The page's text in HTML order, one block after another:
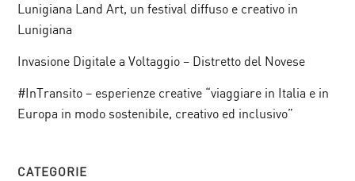
Lunigiana Land Art, un festival diffuso e creativo in
Lunigiana
Invasione Digitale a Voltaggio – Distretto del Novese
#InTransito – esperienze creative “viaggiare in Italia e in
Europa in modo sostenibile, creativo ed inclusivo”
CATEGORIE